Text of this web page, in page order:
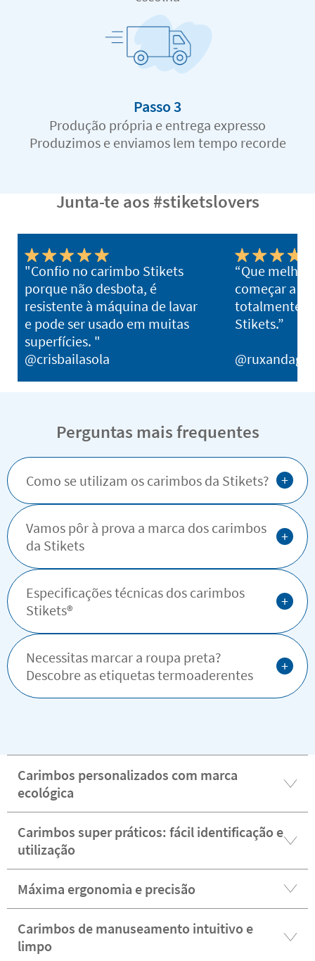
Passo 3
Produção própria e entrega expresso
Produzimos e enviamos lem tempo recorde
Junta-te aos #stiketslovers
"Confio no carimbo Stikets
porque não desbota, é
resistente à máquina de lavar
e pode ser usado em muitas
superfícies. "
@crisbailasola
“Que
começar a
totalmente
Stikets.”
Perguntas mais frequentes
Como se utilizam os carimbos da Stikets? +
Vamos pôr à prova a marca dos carimbos
da Stikets
+
Especificações técnicas dos carimbos
Stikets®️
+
Necessitas marcar a roupa preta?
Descobre as etiquetas termoaderentes
+
Carimbos personalizados com marca
ecológica
Carimbos super práticos: fácil identificação e
utilização
Máxima ergonomia e precisão
Carimbos de manuseamento intuitivo e
limpo